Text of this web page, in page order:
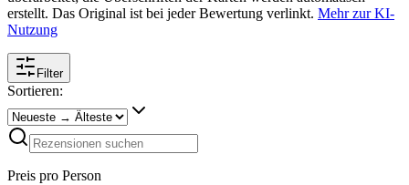
erstellt. Das Original ist bei jeder Bewertung verlinkt. Mehr zur KI-
Nutzung
Filter
Sortieren:
Preis pro Person